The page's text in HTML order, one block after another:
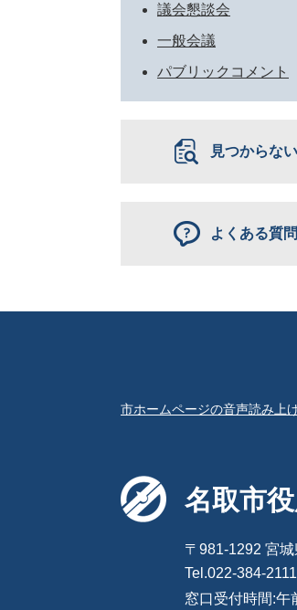
議会懇談会
一般会議
パブリックコメント
見つからな
よくある質
市ホームページの音声読み上
名取市
〒981-1292 宮
Tel.022-384-
窓口受付時間:午